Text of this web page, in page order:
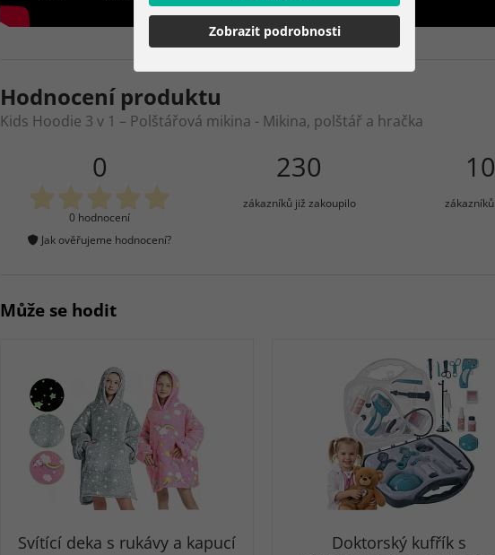
Hodnocení produktu
Kids Hoodie 3 v 1 – Polštářová mikina - Mikina, polštář a hračka
0
0 hodnocení
Jak ověřujeme hodnocení?
230
zákazníků již zakoupilo
Může se hodit
Svítící deka s rukávy a kapucí
Doktorský kufřík s
Zobrazit podrobnosti